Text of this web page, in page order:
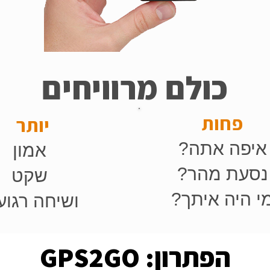
כולם מרוויחים
יותר
אמון
שקט
ושיחה
פחות
איפה אתה?
נסעת מהר?
היה איתך?
הפתרון: GPS2GO